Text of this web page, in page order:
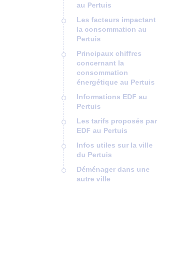
au Pertuis
Les facteurs impactant
la consommation au
Pertuis
Principaux chiffres
concernant la
consommation
énergétique au Pertuis
Informations EDF au
Pertuis
Les tarifs proposés par
EDF au Pertuis
Infos utiles sur la ville
du Pertuis
Déménager dans une
autre ville